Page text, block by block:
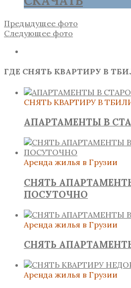
Предыдущее фото
Следующее фото
ГДЕ СНЯТЬ КВАРТИРУ В
СНЯТЬ КВАРТИРУ В
АПАРТАМЕНТЫ В
Аренда жилья в Грузии
СНЯТЬ
ПОСУТОЧНО
Аренда жилья в Грузии
СНЯТЬ
Аренда жилья в Грузии